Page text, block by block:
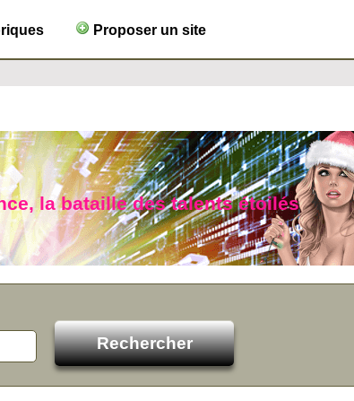
Proposer un site
la bataille des talents étoilés